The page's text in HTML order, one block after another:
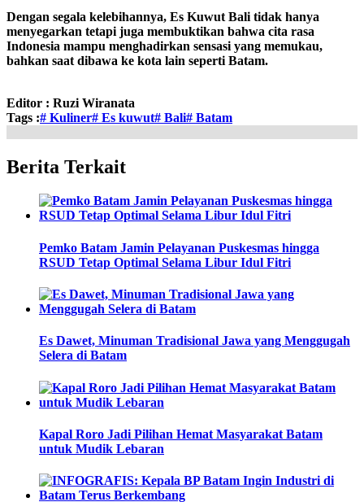
Dengan segala kelebihannya, Es Kuwut Bali tidak hanya
menyegarkan tetapi juga membuktikan bahwa cita rasa
Indonesia mampu menghadirkan sensasi yang memukau,
bahkan saat dibawa ke kota lain seperti Batam.
Editor : Ruzi Wiranata
Tags :# Kuliner# Es kuwut# Bali# Batam
Berita Terkait
Pemko Batam Jamin Pelayanan Puskesmas hingga
RSUD Tetap Optimal Selama Libur Idul Fitri
Es Dawet, Minuman Tradisional Jawa yang Menggugah
Selera di Batam
Kapal Roro Jadi Pilihan Hemat Masyarakat Batam
untuk Mudik Lebaran